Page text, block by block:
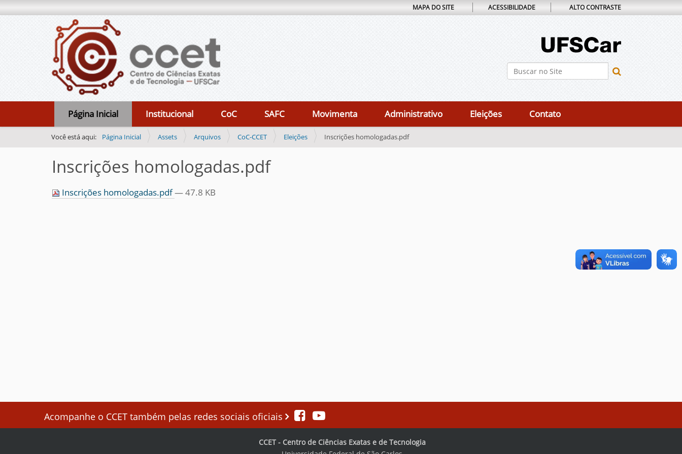
Busca
MAPA DO SITE ACESSIBILIDADE ALTO CONTRASTE
Página Inicial Institucional CoC SAFC Movimenta Administrativo Eleições Contato
Você está aqui: Página Inicial Assets Arquivos CoC-CCET Eleições Inscrições homologadas.pdf
Inscrições homologadas.pdf
Inscrições homologadas.pdf— 47.8 KB
Acompanhe o CCET também pelas redes sociais oficiais
CCET - Centro de Ciências Exatas e de Tecnologia